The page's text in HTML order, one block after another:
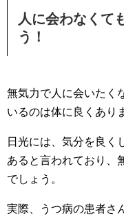
人に会わなくて
う！
無気力で人に会いたく
いるのは体に良くあり
日光には、気分を良く
あると言われており、
でしょう。
実際、うつ病の患者さ